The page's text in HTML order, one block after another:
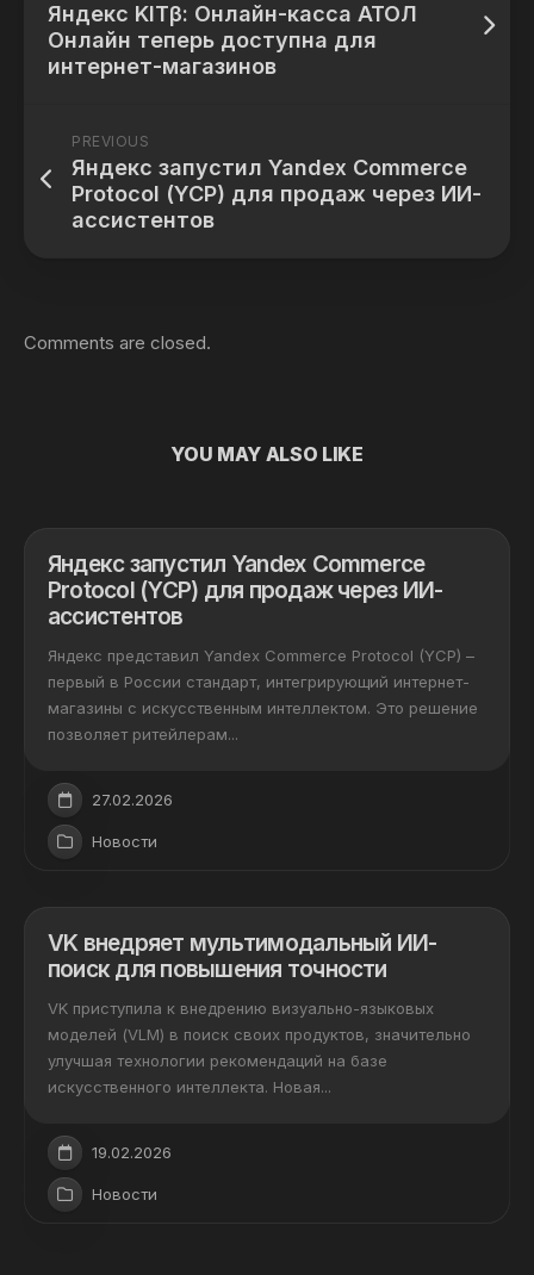
Яндекс KITβ: Онлайн-касса АТОЛ
Онлайн теперь доступна для
интернет-магазинов
PREVIOUS
Яндекс запустил Yandex Commerce
Protocol (YCP) для продаж через ИИ-
ассистентов
Comments are closed.
YOU MAY ALSO LIKE
Яндекс запустил Yandex Commerce
Protocol (YCP) для продаж через ИИ-
ассистентов
Яндекс представил Yandex Commerce Protocol (YCP) –
первый в России стандарт, интегрирующий интернет-
магазины с искусственным интеллектом. Это решение
позволяет ритейлерам...
27.02.2026
Новости
VK внедряет мультимодальный ИИ-
поиск для повышения точности
VK приступила к внедрению визуально-языковых
моделей (VLM) в поиск своих продуктов, значительно
улучшая технологии рекомендаций на базе
искусственного интеллекта. Новая...
19.02.2026
Новости